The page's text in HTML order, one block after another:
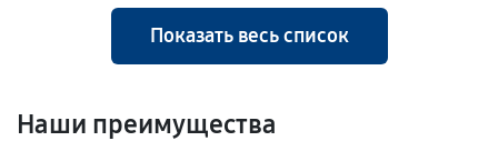
Показать весь список
Наши преимущества